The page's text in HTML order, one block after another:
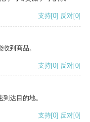
支持[0] 反对[0]
到商品。
支持[0] 反对[0]
达目的地。
支持[0] 反对[0]